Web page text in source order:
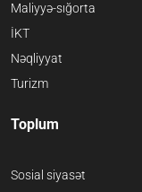
Maliyyə-sığorta
İKT
Nəqliyyat
Turizm
Toplum
Sosial siyasət